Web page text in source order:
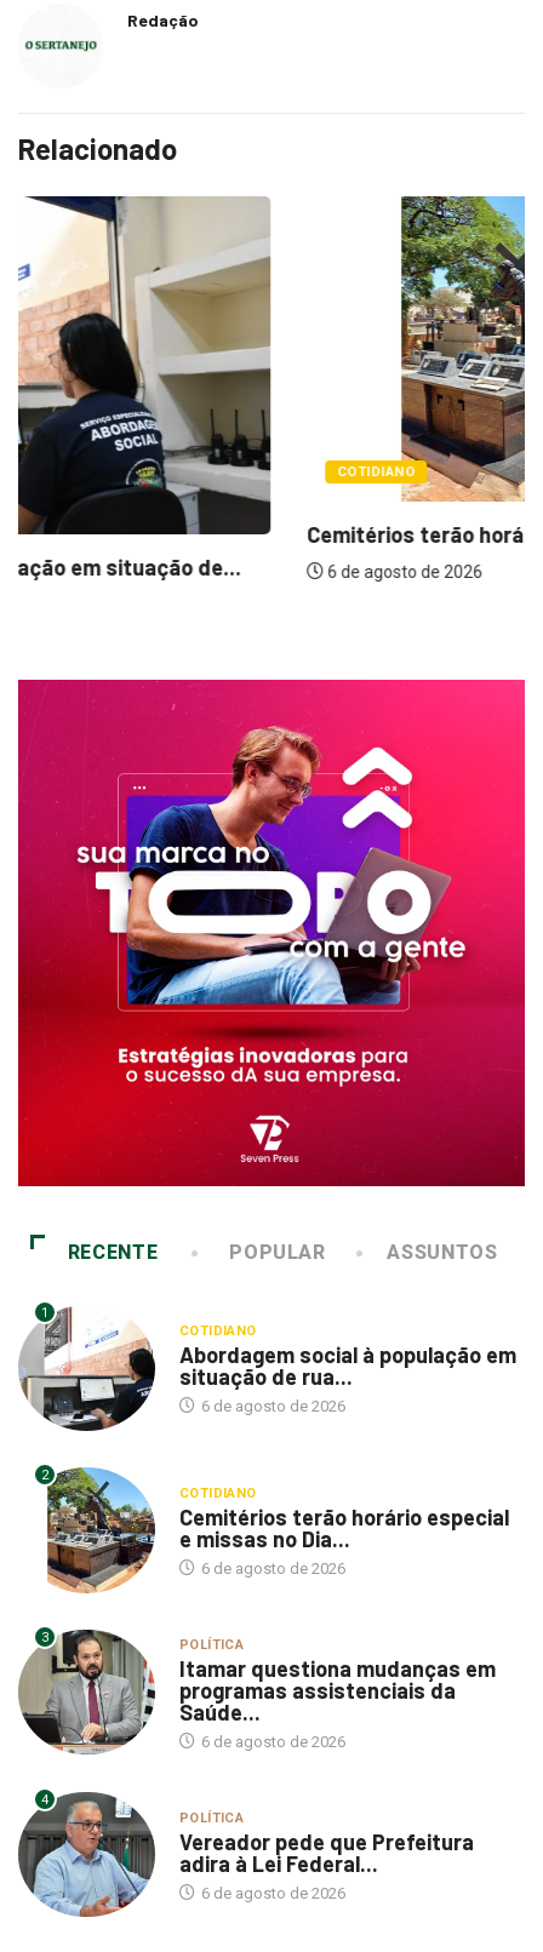
Redação
Relacionado
COTIDIANO
Cemitérios terão horário especial e missas no...
6 de agosto de 2026
RECENTE POPULAR ASSUNTOS
1
COTIDIANO
Abordagem social à população em
situação de rua...
6 de agosto de 2026
2
COTIDIANO
Cemitérios terão horário especial
e missas no Dia...
6 de agosto de 2026
3 POLÍTICA
Itamar questiona mudanças em
programas assistenciais da
Saúde...
6 de agosto de 2026
4
POLÍTICA
Vereador pede que Prefeitura
adira à Lei Federal...
6 de agosto de 2026